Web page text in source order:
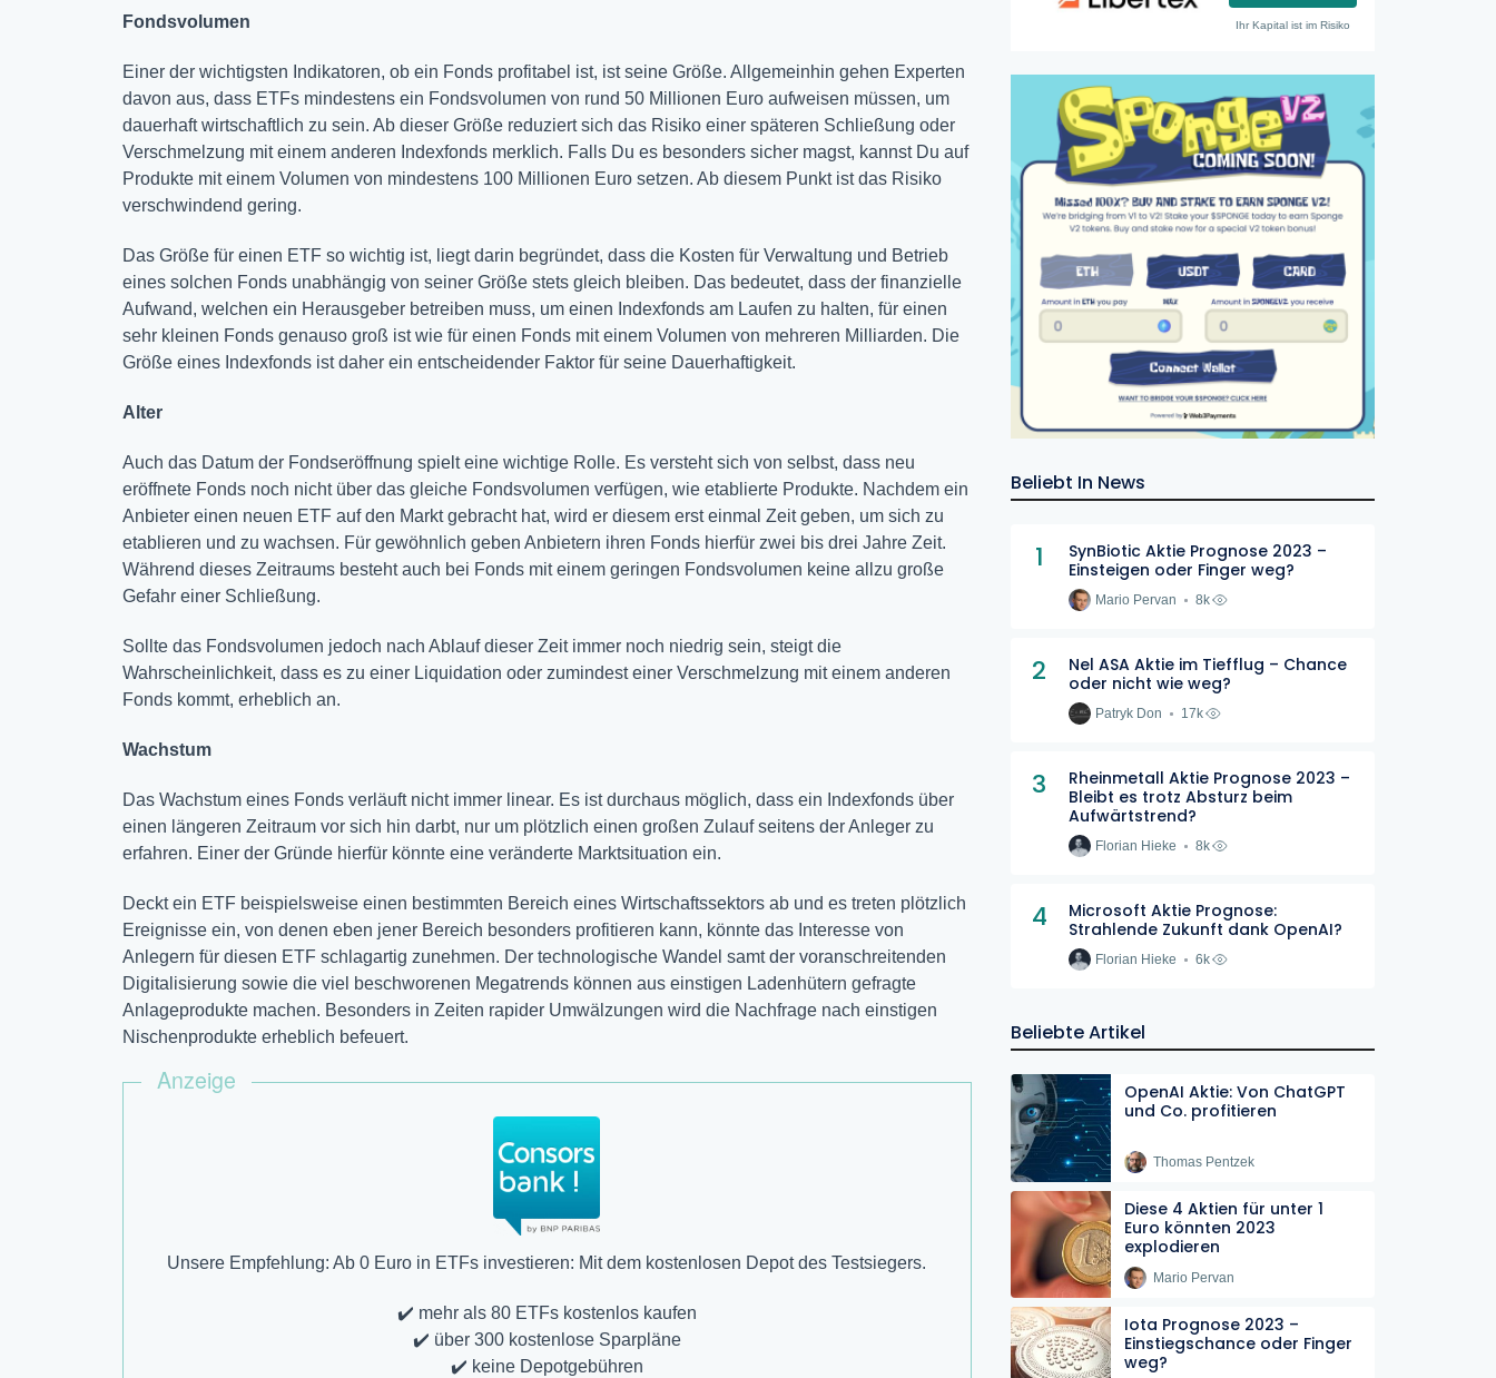
Fondsvolumen
Einer der wichtigsten Indikatoren, ob ein Fonds profitabel ist, ist seine Größe. Allgemeinhin gehen Experten
davon aus, dass ETFs mindestens ein Fondsvolumen von rund 50 Millionen Euro aufweisen müssen, um
dauerhaft wirtschaftlich zu sein. Ab dieser Größe reduziert sich das Risiko einer späteren Schließung oder
Verschmelzung mit einem anderen Indexfonds merklich. Falls Du es besonders sicher magst, kannst Du auf
Produkte mit einem Volumen von mindestens 100 Millionen Euro setzen. Ab diesem Punkt ist das Risiko
verschwindend gering.
Das Größe für einen ETF so wichtig ist, liegt darin begründet, dass die Kosten für Verwaltung und Betrieb
eines solchen Fonds unabhängig von seiner Größe stets gleich bleiben. Das bedeutet, dass der finanzielle
Aufwand, welchen ein Herausgeber betreiben muss, um einen Indexfonds am Laufen zu halten, für einen
sehr kleinen Fonds genauso groß ist wie für einen Fonds mit einem Volumen von mehreren Milliarden. Die
Größe eines Indexfonds ist daher ein entscheidender Faktor für seine Dauerhaftigkeit.
Alter
Auch das Datum der Fondseröffnung spielt eine wichtige Rolle. Es versteht sich von selbst, dass neu
eröffnete Fonds noch nicht über das gleiche Fondsvolumen verfügen, wie etablierte Produkte. Nachdem ein
Anbieter einen neuen ETF auf den Markt gebracht hat, wird er diesem erst einmal Zeit geben, um sich zu
etablieren und zu wachsen. Für gewöhnlich geben Anbietern ihren Fonds hierfür zwei bis drei Jahre Zeit.
Während dieses Zeitraums besteht auch bei Fonds mit einem geringen Fondsvolumen keine allzu große
Gefahr einer Schließung.
Sollte das Fondsvolumen jedoch nach Ablauf dieser Zeit immer noch niedrig sein, steigt die
Wahrscheinlichkeit, dass es zu einer Liquidation oder zumindest einer Verschmelzung mit einem anderen
Fonds kommt, erheblich an.
Wachstum
Das Wachstum eines Fonds verläuft nicht immer linear. Es ist durchaus möglich, dass ein Indexfonds über
einen längeren Zeitraum vor sich hin darbt, nur um plötzlich einen großen Zulauf seitens der Anleger zu
erfahren. Einer der Gründe hierfür könnte eine veränderte Marktsituation ein.
Deckt ein ETF beispielsweise einen bestimmten Bereich eines Wirtschaftssektors ab und es treten plötzlich
Ereignisse ein, von denen eben jener Bereich besonders profitieren kann, könnte das Interesse von
Anlegern für diesen ETF schlagartig zunehmen. Der technologische Wandel samt der voranschreitenden
Digitalisierung sowie die viel beschworenen Megatrends können aus einstigen Ladenhütern gefragte
Anlageprodukte machen. Besonders in Zeiten rapider Umwälzungen wird die Nachfrage nach einstigen
Nischenprodukte erheblich befeuert.
Anzeige
Unsere Empfehlung: Ab 0 Euro in ETFs investieren: Mit dem kostenlosen Depot des Testsiegers.
✔️ mehr als 80 ETFs kostenlos kaufen
✔️ über 300 kostenlose Sparpläne
✔️ keine Depotgebühren
Ihr Kapital ist im Risiko
Beliebt In News
1
SynBiotic Aktie Prognose 2023 –
Einsteigen oder Finger weg?
Mario Pervan 8k
2
Nel ASA Aktie im Tiefflug – Chance
oder nicht wie weg?
Patryk Don 17k
3
Rheinmetall Aktie Prognose 2023 –
Bleibt es trotz Absturz beim
Aufwärtstrend?
Florian Hieke 8k
4
Microsoft Aktie Prognose:
Strahlende Zukunft dank OpenAI?
Florian Hieke 6k
Beliebte Artikel
OpenAI Aktie: Von ChatGPT
und Co. profitieren
Thomas Pentzek
Diese 4 Aktien für unter 1
Euro könnten 2023
explodieren
Mario Pervan
Iota Prognose 2023 –
Einstiegschance oder Finger
weg?